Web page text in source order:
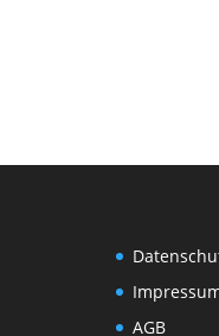
AGB